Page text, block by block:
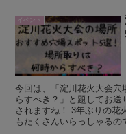
イベント
今回は、「淀川花火大会穴
らすべき？」と題してお
されますね！ 3年ぶりの花
もたくさんいらっしゃるの